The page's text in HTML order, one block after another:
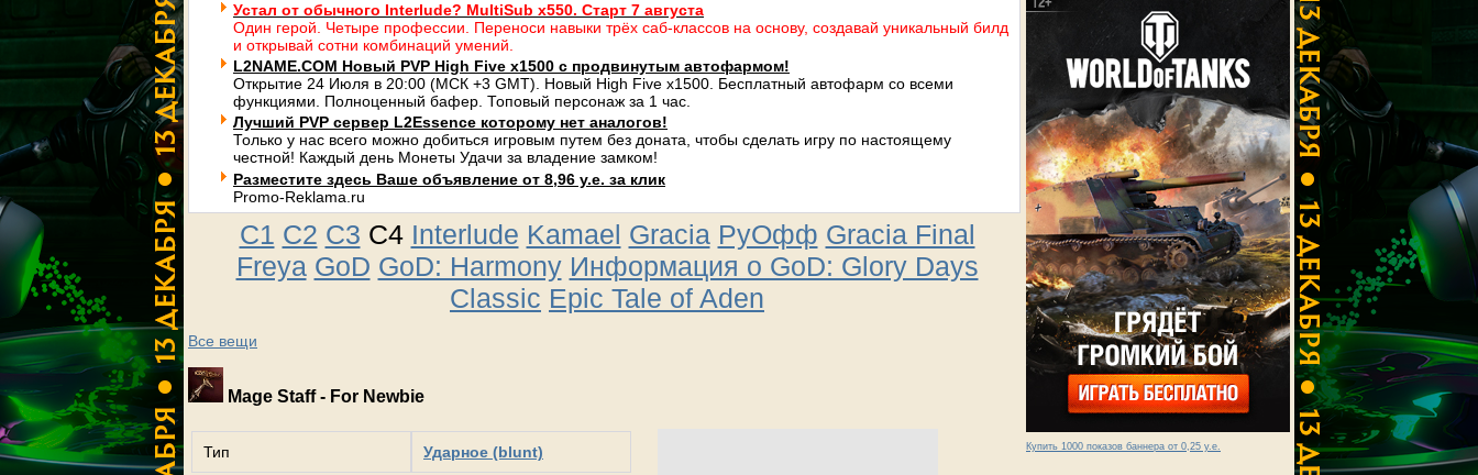
Купить 1000 показов баннера от 0,25 у.е.
Устал от обычного Interlude? MultiSub x550. Старт 7 августа
Один герой. Четыре профессии. Переноси навыки трёх саб-классов на основу, создавай уникальный билд
и открывай сотни комбинаций умений.
L2NAME.COM Новый PVP High Five x1500 с продвинутым автофармом!
Открытие 24 Июля в 20:00 (МСК +3 GMT). Новый High Five x1500. Бесплатный автофарм со всеми
функциями. Полноценный бафер. Топовый персонаж за 1 час.
Лучший PVP сервер L2Essence которому нет аналогов!
Только у нас всего можно добиться игровым путем без доната, чтобы сделать игру по настоящему
честной! Каждый день Монеты Удачи за владение замком!
Разместите здесь Ваше объявление от 8,96 у.е. за клик
Promo-Reklama.ru
C1 C2 C3 C4 Interlude Kamael Gracia РуОфф Gracia Final
Freya GoD GoD: Harmony Информация о GoD: Glory Days
Classic Epic Tale of Aden
Все вещи
Mage Staff - For Newbie
Тип Ударное (blunt)